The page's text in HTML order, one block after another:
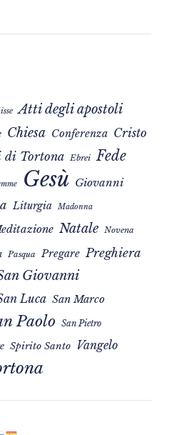
Atti degli apostoli
Chiesa Conferenza Cristo
di Tortona Ebrei Fede
Gesù Giovanni
Liturgia Madonna
Natale Novena
Pasqua Pregare Preghiera
Giovanni
Luca San Marco
Paolo San Pietro
Spirito Santo Vangelo